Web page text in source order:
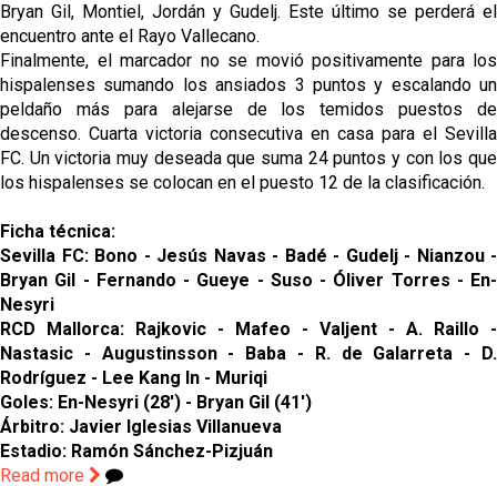
Bryan Gil, Montiel, Jordán y Gudelj. Este último se perderá el
encuentro ante el Rayo Vallecano.
Finalmente, el marcador no se movió positivamente para los
hispalenses sumando los ansiados 3 puntos y escalando un
peldaño más para alejarse de los temidos puestos de
descenso. Cuarta victoria consecutiva en casa para el Sevilla
FC. Un victoria muy deseada que suma 24 puntos y con los que
los hispalenses se colocan en el puesto 12 de la clasificación.
Ficha técnica:
Sevilla FC: Bono - Jesús Navas - Badé - Gudelj - Nianzou -
Bryan Gil - Fernando - Gueye - Suso - Óliver Torres - En-
Nesyri
RCD Mallorca: Rajkovic - Mafeo - Valjent - A. Raillo -
Nastasic - Augustinsson - Baba - R. de Galarreta - D.
Rodríguez - Lee Kang In - Muriqi
Goles: En-Nesyri (28') - Bryan Gil (41')
Árbitro: Javier Iglesias Villanueva
Estadio: Ramón Sánchez-Pizjuán
Read more